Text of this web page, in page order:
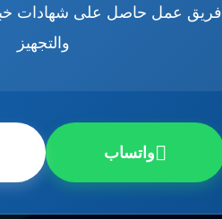
فريق عمل حاصل على شهادات
والتجهيز
واتساب